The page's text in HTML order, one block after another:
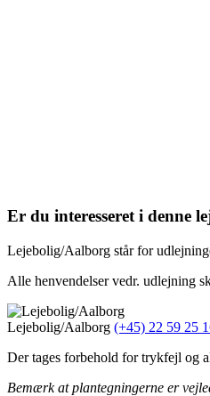
Er du interesseret i denne
Lejebolig/Aalborg står for
Alle henvendelser vedr. udlejning
Lejebolig/Aalborg (+45) 22 59 25
Der tages forbehold for trykfejl og
Bemærk at plantegningerne er